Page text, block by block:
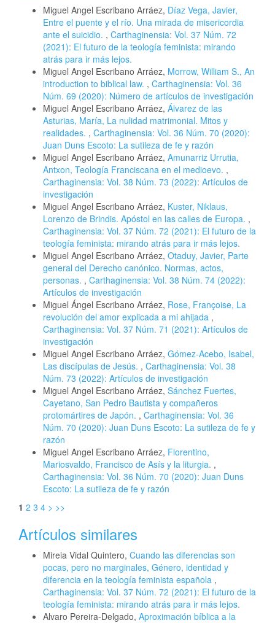
Miguel Angel Escribano Arráez, Díaz Vega, Javier,
Entre el puente y el río. Una mirada de misericordia
ante el suicidio. , Carthaginensia: Vol. 37 Núm. 72
(2021): El futuro de la teología feminista: mirando
atrás para ir más lejos.
Miguel Angel Escribano Arráez, Morrow, William S., An
introduction to biblical law. , Carthaginensia: Vol. 36
Núm. 69 (2020): Número de artículos de investigación
Miguel Angel Escribano Arráez, Álvarez de las
Asturias, María, La nulidad matrimonial. Mitos y
realidades. , Carthaginensia: Vol. 36 Núm. 70 (2020):
Juan Duns Escoto: La sutileza de fe y razón
Miguel Angel Escribano Arráez, Amunarriz Urrutia,
Antxon, Teología Franciscana en el medioevo. ,
Carthaginensia: Vol. 38 Núm. 73 (2022): Artículos de
investigación
Miguel Angel Escribano Arráez, Kuster, Niklaus,
Lorenzo de Brindis. Apóstol en las calles de Europa. ,
Carthaginensia: Vol. 37 Núm. 72 (2021): El futuro de la
teología feminista: mirando atrás para ir más lejos.
Miguel Angel Escribano Arráez, Otaduy, Javier, Parte
general del Derecho canónico. Normas, actos,
personas. , Carthaginensia: Vol. 38 Núm. 74 (2022):
Artículos de investigación
Miguel Ángel Escribano Arráez, Rose, Françoise, La
revolución del amor explicada a mi ahijada ,
Carthaginensia: Vol. 37 Núm. 71 (2021): Artículos de
investigación
Miguel Angel Escribano Arráez, Gómez-Acebo, Isabel,
Las discípulas de Jesús. , Carthaginensia: Vol. 38
Núm. 73 (2022): Artículos de investigación
Miguel Angel Escribano Arráez, Sánchez Fuertes,
Cayetano, San Pedro Bautista y compañeros
protomártires de Japón. , Carthaginensia: Vol. 36
Núm. 70 (2020): Juan Duns Escoto: La sutileza de fe y
razón
Miguel Angel Escribano Arráez, Florentino,
Mariosvaldo, Francisco de Asís y la liturgia. ,
Carthaginensia: Vol. 36 Núm. 70 (2020): Juan Duns
Escoto: La sutileza de fe y razón
1 2 3 4 > >>
Artículos similares
Mireia Vidal Quintero, Cuando las diferencias son
pocas, pero no marginales, Género, identidad y
diferencia en la teología feminista española ,
Carthaginensia: Vol. 37 Núm. 72 (2021): El futuro de la
teología feminista: mirando atrás para ir más lejos.
Alvaro Pereira-Delgado, Aproximación bíblica a la